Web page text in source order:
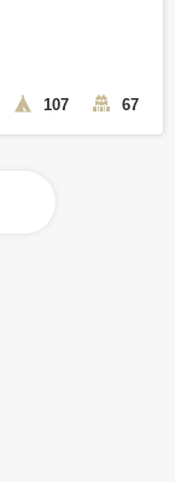
107 67